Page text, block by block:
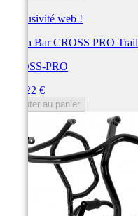
Exclusivité web !
Crash Bar CROSS PRO Trail
CROSS-PRO
308,22 €
Ajouter au panier